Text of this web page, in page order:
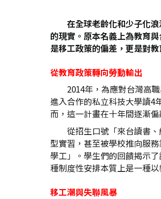
在全球老齡化和少子化
的現實。原本名義上為教育
是移工政策的偏差，更是對
從教育政策轉向勞動輸出
2014年，為應對台灣高
進入合作的私立科技大學讀4
而，這一計畫在十年間逐漸偏
從招生口號「來台讀書
型實習，甚至被學校推向服
學工」。學生們的回饋揭示
種制度性安排本質上是一種
移工潮與失聯風暴